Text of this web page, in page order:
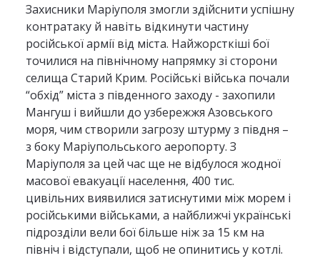
Захисники Маріуполя змогли здійснити успішну
контратаку й навіть відкинути частину
російської армії від міста. Найжорсткіші бої
точилися на північному напрямку зі сторони
селища Старий Крим. Російські війська почали
“обхід” міста з південного заходу - захопили
Мангуш і вийшли до узбережжя Азовського
моря, чим створили загрозу штурму з півдня –
з боку Маріупольського аеропорту. З
Маріуполя за цей час ще не відбулося жодної
масової евакуації населення, 400 тис.
цивільних виявилися затиснутими між морем і
російськими військами, а найближчі українські
підрозділи вели бої більше ніж за 15 км на
північ і відступали, щоб не опинитись у котлі.